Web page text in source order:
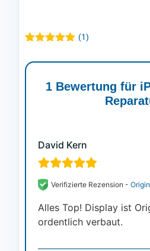
5.00von 5,
basierend
Kundenbewertung
(1)
1 Bewertung für
David Kern
Verifizierte Rezension -
Alles Top! Display ist
ordentlich verbaut.